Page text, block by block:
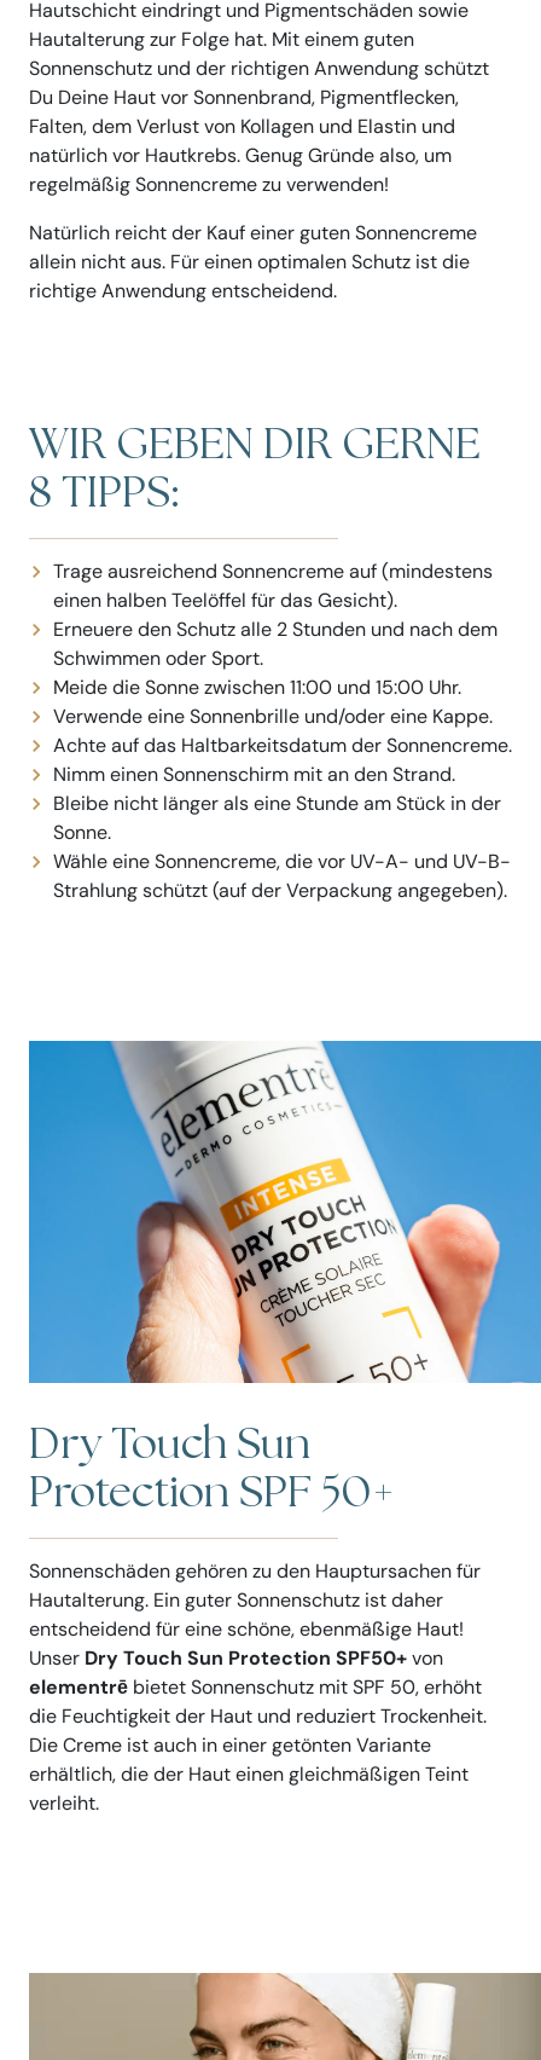
Hautschicht eindringt und Pigmentschäden sowie
Hautalterung zur Folge hat. Mit einem guten
Sonnenschutz und der richtigen Anwendung schützt
Du Deine Haut vor Sonnenbrand, Pigmentflecken,
Falten, dem Verlust von Kollagen und Elastin und
natürlich vor Hautkrebs. Genug Gründe also, um
regelmäßig Sonnencreme zu verwenden!
Natürlich reicht der Kauf einer guten Sonnencreme
allein nicht aus. Für einen optimalen Schutz ist die
richtige Anwendung entscheidend.
WIR GEBEN DIR GERNE
8 TIPPS:
Trage ausreichend Sonnencreme auf (mindestens
einen halben Teelöffel für das Gesicht).
Erneuere den Schutz alle 2 Stunden und nach dem
Schwimmen oder Sport.
Meide die Sonne zwischen 11:00 und 15:00 Uhr.
Verwende eine Sonnenbrille und/oder eine Kappe.
Achte auf das Haltbarkeitsdatum der Sonnencreme.
Nimm einen Sonnenschirm mit an den Strand.
Bleibe nicht länger als eine Stunde am Stück in der
Sonne.
Wähle eine Sonnencreme, die vor UV-A- und UV-B-
Strahlung schützt (auf der Verpackung angegeben).
Dry Touch Sun
Protection SPF 50+
Sonnenschäden gehören zu den Hauptursachen für
Hautalterung. Ein guter Sonnenschutz ist daher
entscheidend für eine schöne, ebenmäßige Haut!
Unser Dry Touch Sun Protection SPF50+von
elementrē bietet Sonnenschutz mit SPF 50, erhöht
die Feuchtigkeit der Haut und reduziert Trockenheit.
Die Creme ist auch in einer getönten Variante
erhältlich, die der Haut einen gleichmäßigen Teint
verleiht.